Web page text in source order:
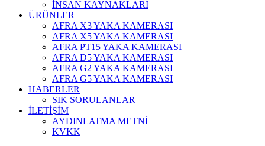
İNSAN KAYNAKLARI
ÜRÜNLER
AFRA X3 YAKA KAMERASI
AFRA X5 YAKA KAMERASI
AFRA PT15 YAKA KAMERASI
AFRA D5 YAKA KAMERASI
AFRA G2 YAKA KAMERASI
AFRA G5 YAKA KAMERASI
HABERLER
SIK SORULANLAR
İLETİŞİM
AYDINLATMA METNİ
KVKK